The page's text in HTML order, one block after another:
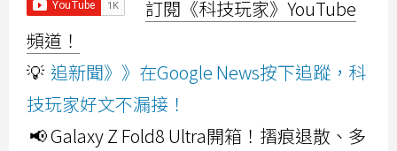
訂閱《科技玩家》YouTube
頻道！
💡 追新聞》》在Google News按下追蹤，科
技玩家好文不漏接！
📢 Galaxy Z Fold8 Ultra開箱！摺痕退散、多